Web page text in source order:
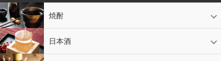
焼酎
芋焼酎
かめ壷入り焼酎
黒糖焼酎
米焼酎
麦焼酎
そば焼酎
泡盛
とうもろこし焼酎
ギフトコーナー
セットコーナー
益々繁盛
鹿児島限定 日本酒